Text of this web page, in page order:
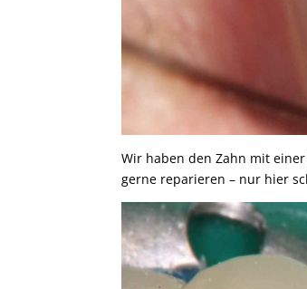
Wir haben den Zahn mit
gerne reparieren – nur hier